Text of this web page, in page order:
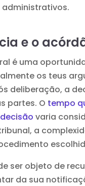
e o
é uma
os teus
deliberação, a
partes. O tempo
varia
a
ser objeto de
da sua